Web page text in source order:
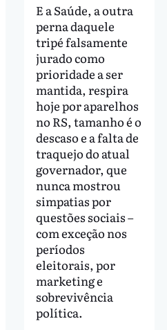
E a Saúde, a outra
perna daquele
tripé falsamente
jurado como
prioridade a ser
mantida, respira
hoje por aparelhos
no RS, tamanho é o
descaso e a falta de
traquejo do atual
governador, que
nunca mostrou
simpatias por
questões sociais –
com exceção nos
períodos
eleitorais, por
marketing e
sobrevivência
política.